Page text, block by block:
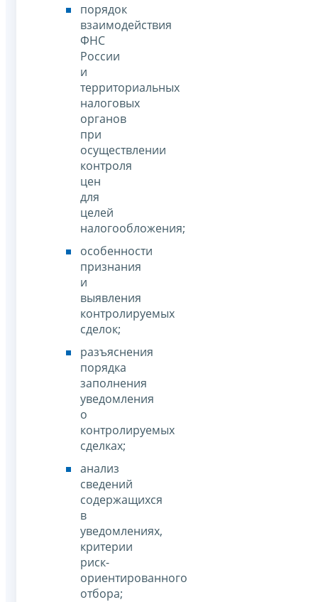
порядок
взаимодействия
ФНС
России
и
территориальных
налоговых
органов
при
осуществлении
контроля
цен
для
целей
налогообложения;
особенности
признания
и
выявления
контролируемых
сделок;
разъяснения
порядка
заполнения
уведомления
о
контролируемых
сделках;
анализ
сведений
содержащихся
в
уведомлениях,
критерии
риск-
ориентированного
отбора;